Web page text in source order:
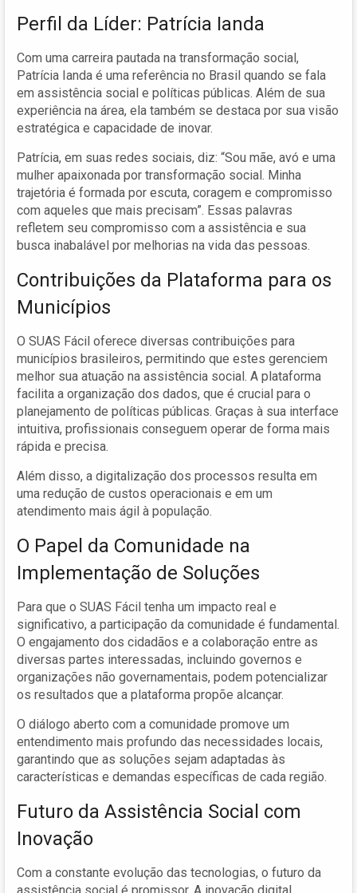
Perfil da Líder: Patrícia Ianda
Com uma carreira pautada na transformação social,
Patrícia Ianda é uma referência no Brasil quando se fala
em assistência social e políticas públicas. Além de sua
experiência na área, ela também se destaca por sua visão
estratégica e capacidade de inovar.
Patrícia, em suas redes sociais, diz: “Sou mãe, avó e uma
mulher apaixonada por transformação social. Minha
trajetória é formada por escuta, coragem e compromisso
com aqueles que mais precisam”. Essas palavras
refletem seu compromisso com a assistência e sua
busca inabalável por melhorias na vida das pessoas.
Contribuições da Plataforma para os
Municípios
O SUAS Fácil oferece diversas contribuições para
municípios brasileiros, permitindo que estes gerenciem
melhor sua atuação na assistência social. A plataforma
facilita a organização dos dados, que é crucial para o
planejamento de políticas públicas. Graças à sua interface
intuitiva, profissionais conseguem operar de forma mais
rápida e precisa.
Além disso, a digitalização dos processos resulta em
uma redução de custos operacionais e em um
atendimento mais ágil à população.
O Papel da Comunidade na
Implementação de Soluções
Para que o SUAS Fácil tenha um impacto real e
significativo, a participação da comunidade é fundamental.
O engajamento dos cidadãos e a colaboração entre as
diversas partes interessadas, incluindo governos e
organizações não governamentais, podem potencializar
os resultados que a plataforma propõe alcançar.
O diálogo aberto com a comunidade promove um
entendimento mais profundo das necessidades locais,
garantindo que as soluções sejam adaptadas às
características e demandas específicas de cada região.
Futuro da Assistência Social com
Inovação
Com a constante evolução das tecnologias, o futuro da
assistência social é promissor. A inovação digital